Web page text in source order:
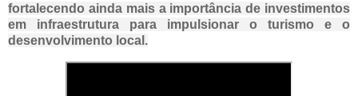
fortalecendo ainda mais a importância de investimentos
em infraestrutura para impulsionar o turismo e o
desenvolvimento local.